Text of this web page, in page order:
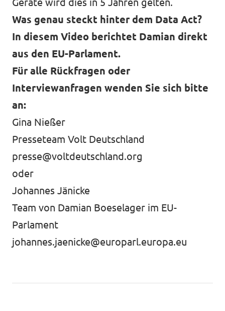
Was genau steckt hinter dem Data Act?
In diesem Video berichtet Damian direkt
aus den EU-Parlament.
Für alle Rückfragen oder
Interviewanfragen wenden Sie sich bitte
an:
Gina Nießer
Presseteam Volt Deutschland
presse@voltdeutschland.org
oder
Johannes Jänicke
Team von Damian Boeselager im EU-
Parlament
johannes.jaenicke@europarl.europa.eu